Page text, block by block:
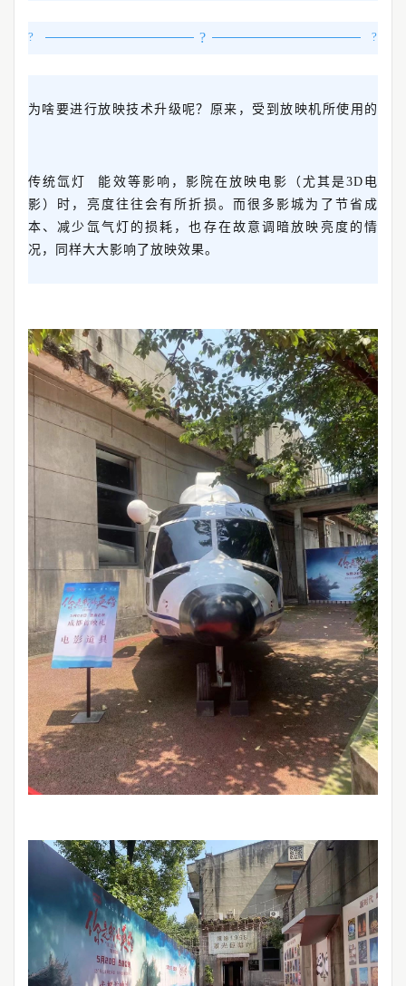
? ? ?
为啥要进行放映技术升级呢？原来，受到放映机所使用的
传统氙灯
能效等影响，影院在放映电影（尤其是3D电
影）时，亮度往往会有所折损。而很多影城为了节省成
本、减少氙气灯的损耗，也存在故意调暗放映亮度的情
况，同样大大影响了放映效果。